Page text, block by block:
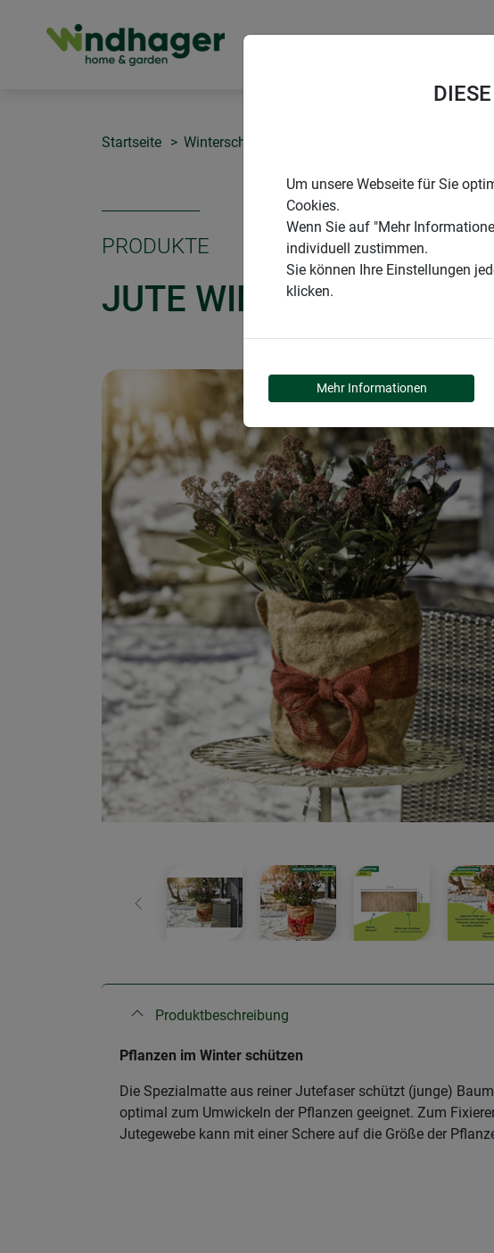
Startseite Winterschutz aus Naturmaterialien
PRODUKTE
JUTE WINTERSCHUTZ
Zurück
Produktbeschreibung
Pflanzen im Winter schützen
Die Spezialmatte aus reiner Jutefaser schützt (junge)
optimal zum Umwickeln der Pflanzen geeignet. Zum
Jutegewebe kann mit einer Schere auf die Größe der
Um unsere Webseite für Sie
Cookies.
Wenn Sie auf "Mehr
individuell zustimmen.
Sie können Ihre Einstellungen
klicken.
Mehr Informationen